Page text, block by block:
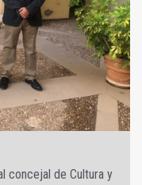
concejal de Cultura y